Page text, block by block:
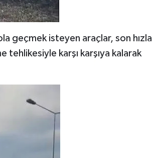
geçmek isteyen araçlar, son hızla
tehlikesiyle karşı karşıya kalarak